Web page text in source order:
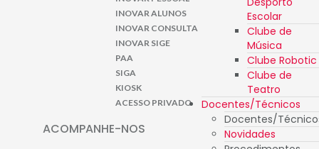
Escolar
Clube de
Música
Clube Robotic
Clube de
Teatro
Docentes/Técnicos
Docentes/
Novidades
INOVAR ALUNOS
INOVAR CONSULTA
INOVAR SIGE
PAA
SIGA
KIOSK
ACESSO PRIVADO
ACOMPANHE-NOS